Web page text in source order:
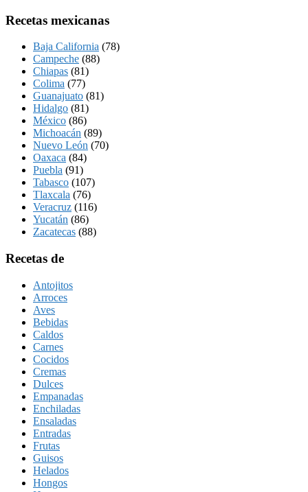
Recetas mexicanas
Baja California (78)
Campeche (88)
Chiapas (81)
Colima (77)
Guanajuato (81)
Hidalgo (81)
México (86)
Michoacán (89)
Nuevo León (70)
Oaxaca (84)
Puebla (91)
Tabasco (107)
Tlaxcala (76)
Veracruz (116)
Yucatán (86)
Zacatecas (88)
Recetas de
Antojitos
Arroces
Aves
Bebidas
Caldos
Carnes
Cocidos
Cremas
Dulces
Empanadas
Enchiladas
Ensaladas
Entradas
Frutas
Guisos
Helados
Hongos